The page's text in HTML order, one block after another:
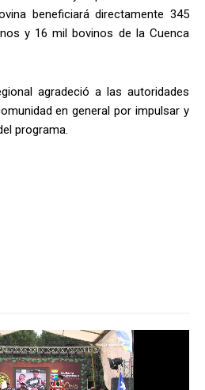
beneficiará directamente 345
y 16 mil bovinos de la Cuenca
agradeció a las autoridades
en general por impulsar y
programa.